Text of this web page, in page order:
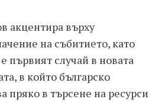
акцентира върху
на събитието, като
първият случай в новата
в който българско
пряко в търсене на ресурси